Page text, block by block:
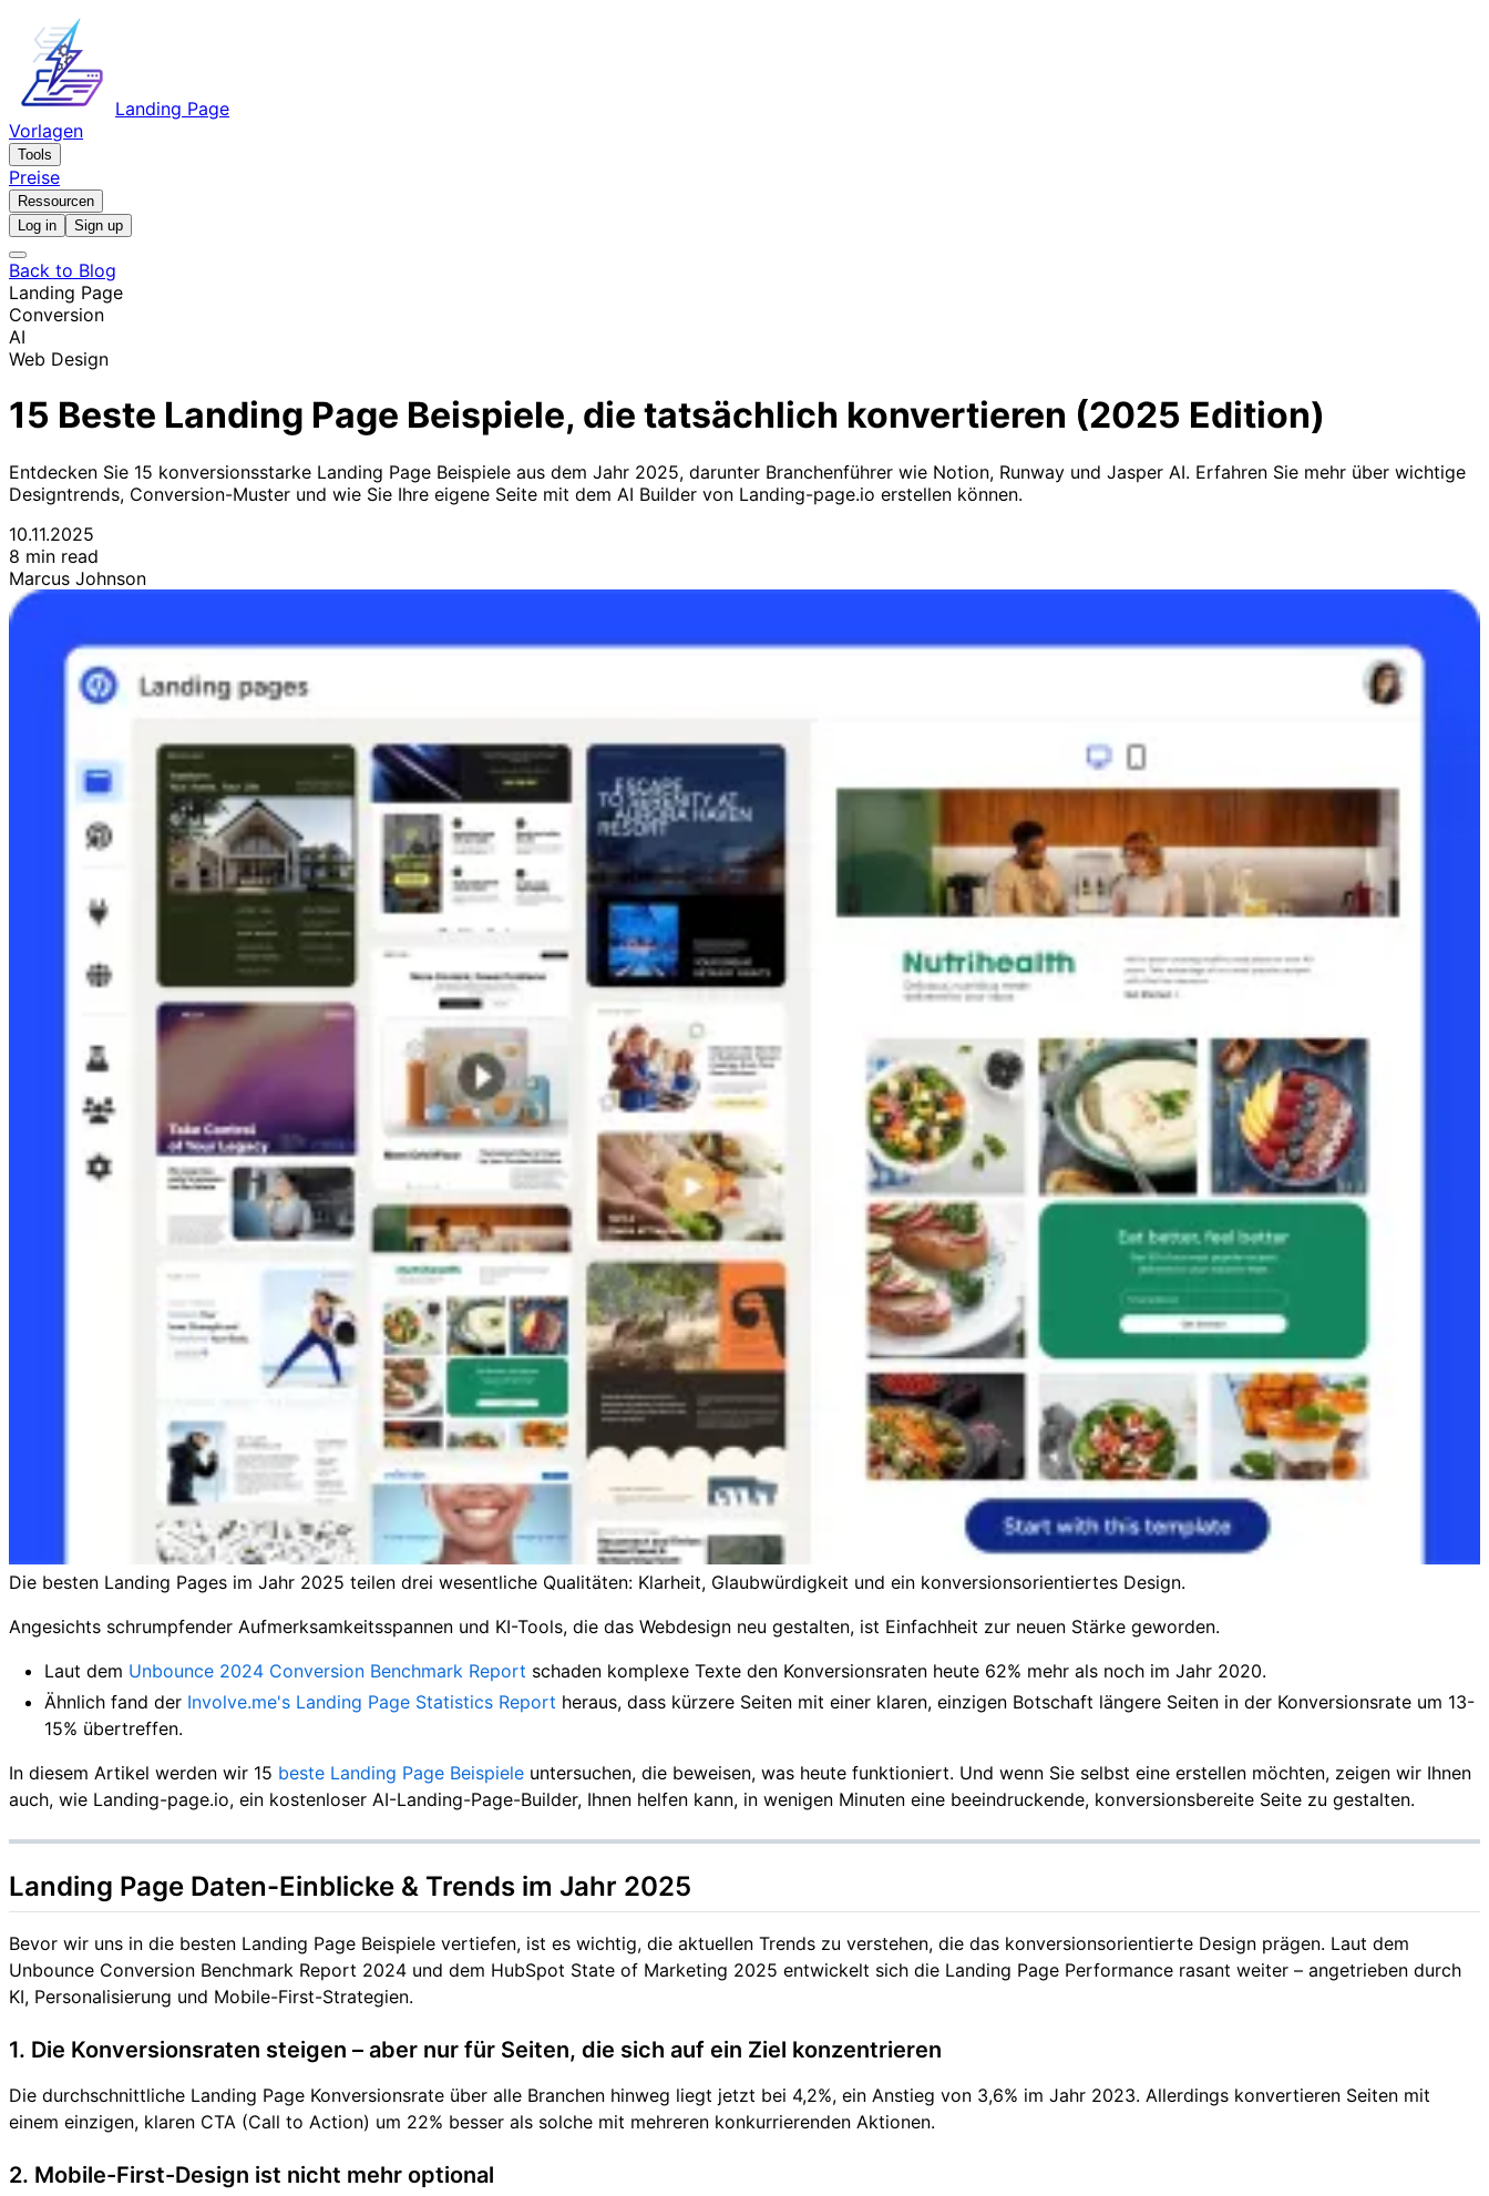
Landing Page
Vorlagen
Tools
Preise
Ressourcen
Log in
Sign up
Back to Blog
Landing Page
Conversion
AI
Web Design
15 Beste Landing Page Beispiele, die tatsächlich konvertieren (2025 Edition)
Entdecken Sie 15 konversionsstarke Landing Page Beispiele aus dem Jahr 2025, darunter Branchenführer wie Notion, Runway und Jasper AI. Erfahren Sie mehr über wichtige
Designtrends, Conversion-Muster und wie Sie Ihre eigene Seite mit dem AI Builder von Landing-page.io erstellen können.
10.11.2025
8 min read
Marcus Johnson
Die besten Landing Pages im Jahr 2025 teilen drei wesentliche Qualitäten: Klarheit, Glaubwürdigkeit und ein konversionsorientiertes Design.
Angesichts schrumpfender Aufmerksamkeitsspannen und KI-Tools, die das Webdesign neu gestalten, ist Einfachheit zur neuen Stärke geworden.
Laut dem Unbounce 2024 Conversion Benchmark Report schaden komplexe Texte den Konversionsraten heute 62% mehr als noch im Jahr 2020.
Ähnlich fand der Involve.me's Landing Page Statistics Report heraus, dass kürzere Seiten mit einer klaren, einzigen Botschaft längere Seiten in der Konversionsrate um 13-
15% übertreffen.
In diesem Artikel werden wir 15 beste Landing Page Beispiele untersuchen, die beweisen, was heute funktioniert. Und wenn Sie selbst eine erstellen möchten, zeigen wir Ihnen
auch, wie Landing-page.io, ein kostenloser AI-Landing-Page-Builder, Ihnen helfen kann, in wenigen Minuten eine beeindruckende, konversionsbereite Seite zu gestalten.
Landing Page Daten-Einblicke & Trends im Jahr 2025
Bevor wir uns in die besten Landing Page Beispiele vertiefen, ist es wichtig, die aktuellen Trends zu verstehen, die das konversionsorientierte Design prägen. Laut dem
Unbounce Conversion Benchmark Report 2024 und dem HubSpot State of Marketing 2025 entwickelt sich die Landing Page Performance rasant weiter – angetrieben durch
KI, Personalisierung und Mobile-First-Strategien.
1. Die Konversionsraten steigen – aber nur für Seiten, die sich auf ein Ziel konzentrieren
Die durchschnittliche Landing Page Konversionsrate über alle Branchen hinweg liegt jetzt bei 4,2%, ein Anstieg von 3,6% im Jahr 2023. Allerdings konvertieren Seiten mit
einem einzigen, klaren CTA (Call to Action) um 22% besser als solche mit mehreren konkurrierenden Aktionen.
2. Mobile-First-Design ist nicht mehr optional